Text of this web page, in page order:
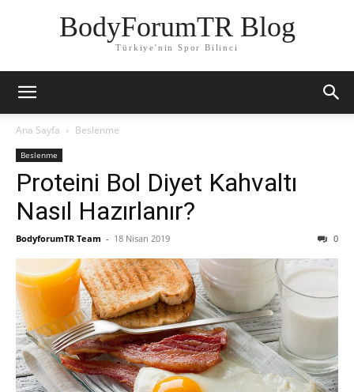
BodyForumTR Blog
Türkiye'nin Spor Bilinci
Ana Sayfa Beslenme
Beslenme
Proteini Bol Diyet Kahvaltı
Nasıl Hazırlanır?
BodyforumTR Team - 18 Nisan 2019 0